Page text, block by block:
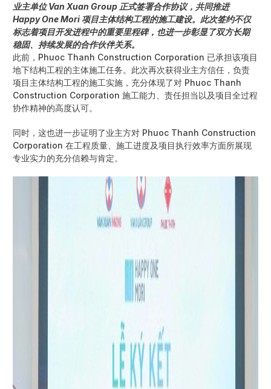
业主单位 Van Xuan Group 正式签署合作协议，共同推进
Happy One Mori 项目主体结构工程的施工建设。此次签约不仅
标志着项目开发进程中的重要里程碑，也进一步彰显了双方长期
稳固、持续发展的合作伙伴关系。
此前，Phuoc Thanh Construction Corporation 已承担该项目
地下结构工程的主体施工任务。此次再次获得业主方信任，负责
项目主体结构工程的施工实施，充分体现了对 Phuoc Thanh
Construction Corporation 施工能力、责任担当以及项目全过程
协作精神的高度认可。
同时，这也进一步证明了业主方对 Phuoc Thanh Construction
Corporation 在工程质量、施工进度及项目执行效率方面所展现
专业实力的充分信赖与肯定。